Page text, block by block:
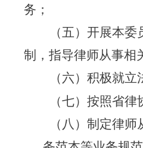
务；
（五）开展本
制，指导律师从事相
（六）积极就
（七）按照省
（八）制定律